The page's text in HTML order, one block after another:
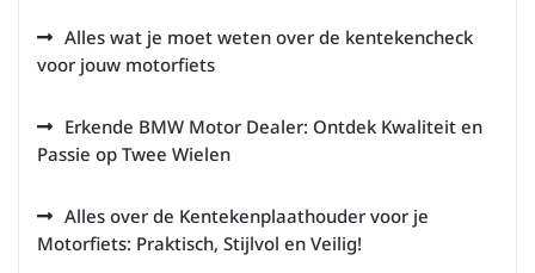
Alles wat je moet weten over de kentekencheck
voor jouw motorfiets
Erkende BMW Motor Dealer: Ontdek Kwaliteit en
Passie op Twee Wielen
Alles over de Kentekenplaathouder voor je
Motorfiets: Praktisch, Stijlvol en Veilig!